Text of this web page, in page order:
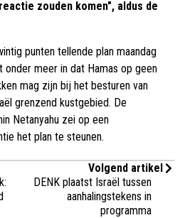
zouden komen", aldus de
punten tellende plan maandag
onder meer in dat Hamas op geen
mag zijn bij het besturen van
grenzend kustgebied. De
Netanyahu zei op een
het plan te steunen.
Volgend artikel
DENK plaatst Israël tussen
aanhalingstekens in
programma